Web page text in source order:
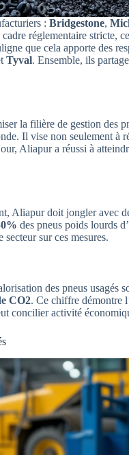
: Bridgestone,
réglementaire stricte,
que cela apporte des
Tyval. Ensemble, ils
la filière de gestion des
Il vise non seulement à
Aliapur a réussi à
Aliapur doit jongler avec
des pneus poids lourds
sur ces mesures.
des pneus usagés
CO2. Ce chiffre démontre
concilier activité